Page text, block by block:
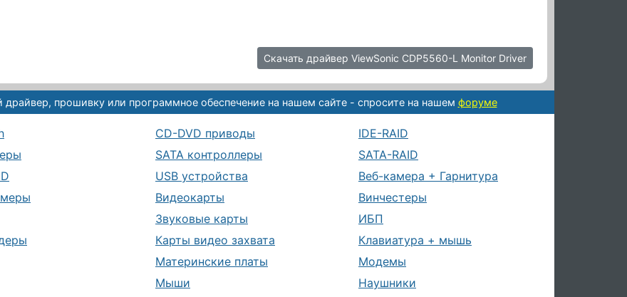
Скачать драйвер ViewSonic CDP5560-L Monitor Driver
прошивку или программное обеспечение на нашем сайте - спросите на нашем форуме
CD-DVD приводы
IDE-RAID
SATA контроллеры
SATA-RAID
USB устройства
Веб-камера + Гарнитура
Видеокарты
Винчестеры
Звуковые карты
ИБП
Карты видео захвата
Клавиатура + мышь
Материнские платы
Модемы
Мыши Наушники